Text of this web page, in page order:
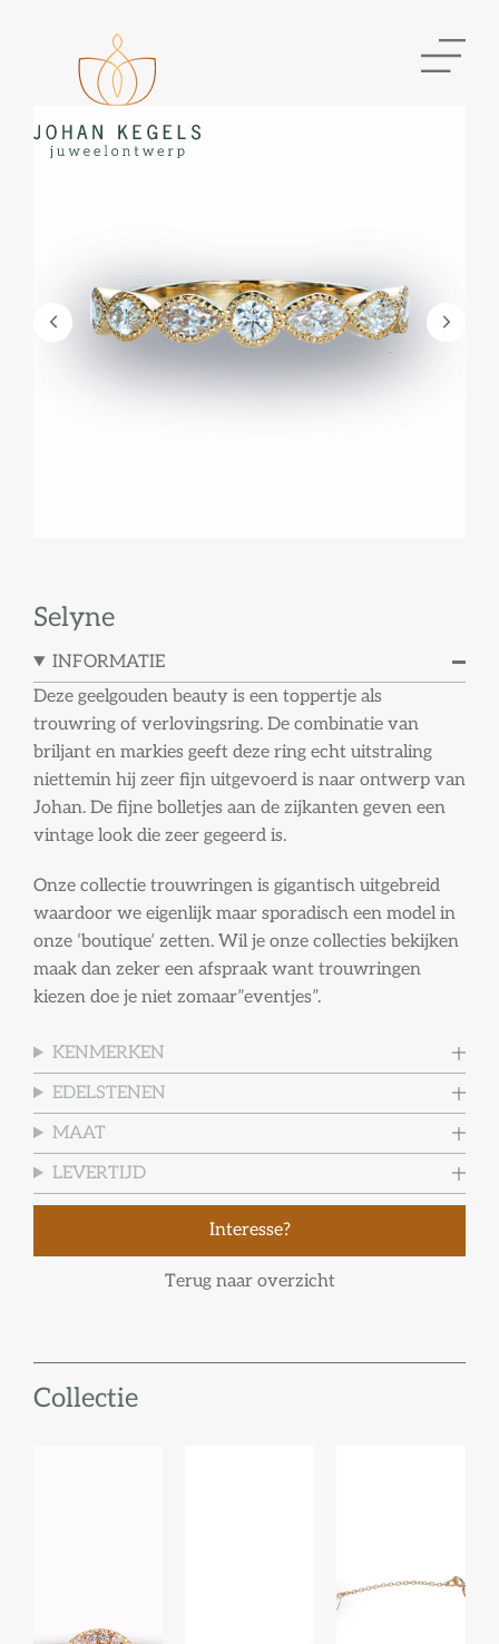
Selyne
INFORMATIE
Deze geelgouden beauty is een toppertje als
trouwring of verlovingsring. De combinatie van
briljant en markies geeft deze ring echt uitstraling
niettemin hij zeer fijn uitgevoerd is naar ontwerp van
Johan. De fijne bolletjes aan de zijkanten geven een
vintage look die zeer gegeerd is.
Onze collectie trouwringen is gigantisch uitgebreid
waardoor we eigenlijk maar sporadisch een model in
onze ‘boutique’ zetten. Wil je onze collecties bekijken
maak dan zeker een afspraak want trouwringen
kiezen doe je niet zomaar”eventjes”.
KENMERKEN
EDELSTENEN
MAAT
LEVERTIJD
Interesse?
Terug naar overzicht
Collectie